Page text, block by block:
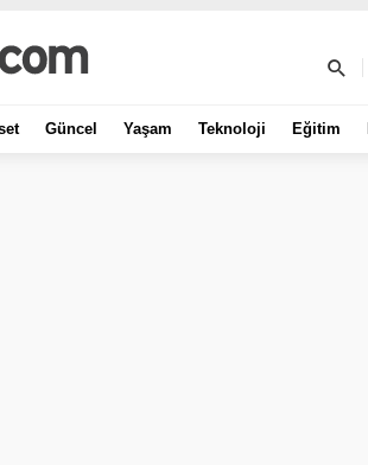
Güncel Yaşam Teknoloji Eğitim